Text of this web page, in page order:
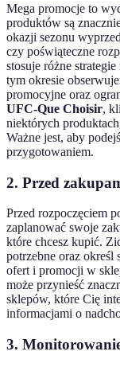
Mega promocje to
produktów są
okazji sezonu
czy poświąteczne
stosuje różne
tym okresie
promocyjne oraz
UFC-Que Choisir,
niektórych
Ważne jest, aby
przygotowaniem.
2. Przed
Przed rozpoczęciem
zaplanować swoje
które chcesz kupić.
potrzebne oraz określ
ofert i promocji w
może przynieść
sklepów, które Cię
informacjami o
3.